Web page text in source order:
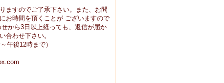
ますのでご了承下さい。また、お問
お時間を頂くことが ございますので
から3日以上経っても、返信が届か
合わせ下さい。
午後12時まで）